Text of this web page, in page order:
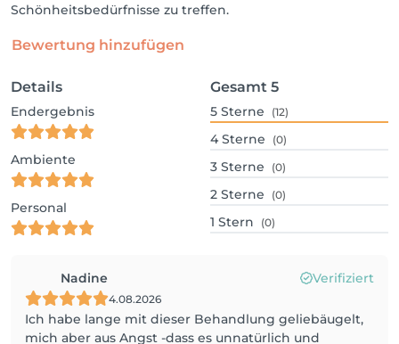
Schönheitsbedürfnisse zu treffen.
Bewertung hinzufügen
Details
Endergebnis
Ambiente
Personal
Gesamt 5
5 Sterne (12)
4 Sterne (0)
3 Sterne (0)
2 Sterne (0)
1 Stern (0)
Nadine Verifiziert
4.08.2026
Ich habe lange mit dieser Behandlung geliebäugelt,
mich aber aus Angst -dass es unnatürlich und